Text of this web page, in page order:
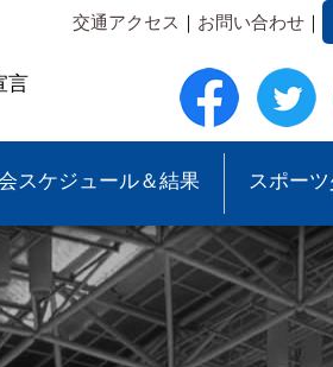
言
交通アクセス ｜ お問い合わせ ｜
スケジュール＆結果 スポーツ